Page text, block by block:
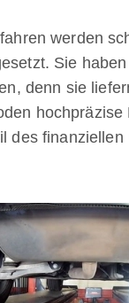
werden
Sie
denn sie
hochpräzise
des finanziellen